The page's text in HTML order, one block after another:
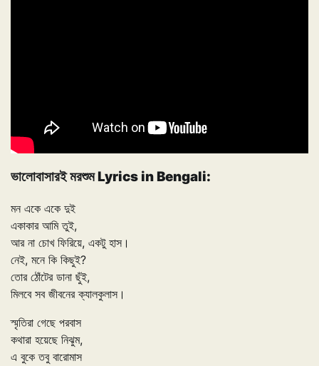
ভালোবাসারই মরশুম Lyrics in Bengali:
মন একে একে দুই
একাকার আমি তুই,
আর না চোখ ফিরিয়ে, একটু হাস।
নেই, মনে কি কিছুই?
তোর ঠোঁটের ডানা ছুঁই,
মিলবে সব জীবনের ক্যালকুলাস।
স্মৃতিরা গেছে পরবাস
কথারা হয়েছে নিঝুম,
এ বুকে তবু বারোমাস